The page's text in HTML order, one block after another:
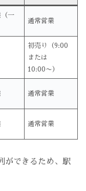
一
通常営業
初売り（9:00
または
10:00〜）
通常営業
通常営業
ができるため、駅